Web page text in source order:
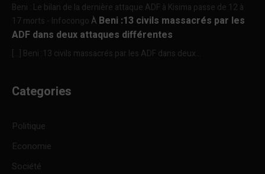
Beni : Le bilan de la dernière attaque ADF à Kisima passe de 12 à
17 morts - InfocongoÀ Beni :13 civils massacrés par les
ADF dans deux attaques différentes
[…] Beni :13 civils massacrés par les ADF dans deux...
Categories
Politique
Economie
Société